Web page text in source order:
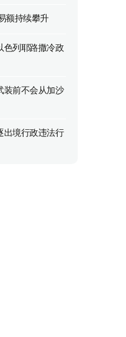
额持续攀升
色列耶路撒冷政
装前不会从加沙
出境行政违法行